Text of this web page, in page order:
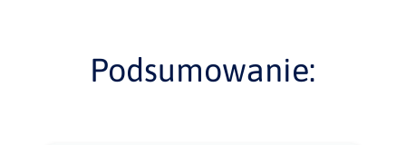
Podsumowanie: